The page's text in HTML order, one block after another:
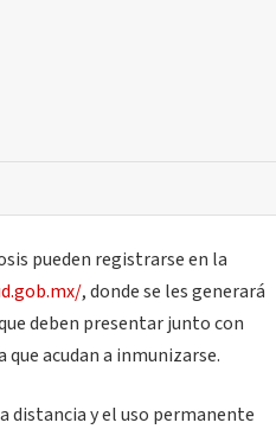
pueden registrarse en la
, donde se les generará
deben presentar junto con
acudan a inmunizarse.
distancia y el uso permanente